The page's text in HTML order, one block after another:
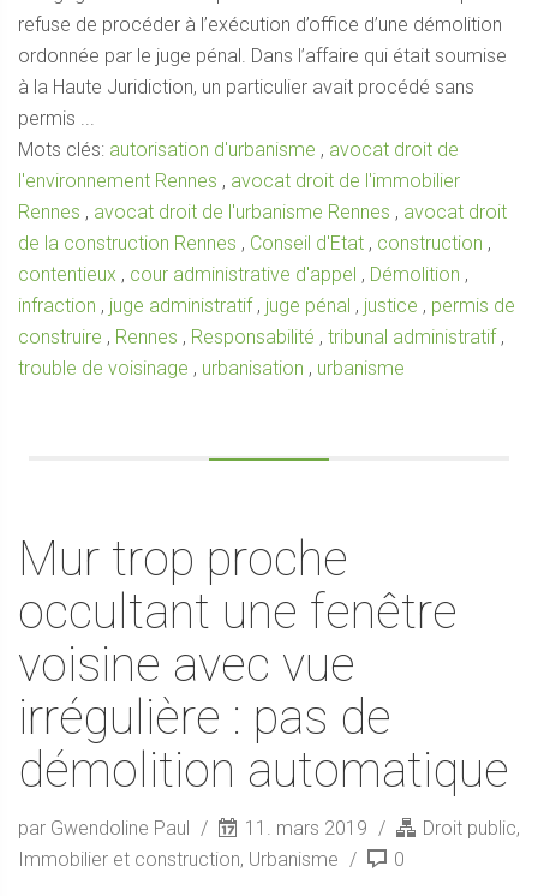
refuse de procéder à l’exécution d’office d’une démolition
ordonnée par le juge pénal. Dans l’affaire qui était soumise
à la Haute Juridiction, un particulier avait procédé sans
permis ...
Mots clés: autorisation d'urbanisme , avocat droit de
l'environnement Rennes , avocat droit de l'immobilier
Rennes , avocat droit de l'urbanisme Rennes , avocat droit
de la construction Rennes , Conseil d'Etat , construction ,
contentieux , cour administrative d'appel , Démolition ,
infraction , juge administratif , juge pénal , justice , permis de
construire , Rennes , Responsabilité , tribunal administratif ,
trouble de voisinage , urbanisation , urbanisme
Mur trop proche
occultant une fenêtre
voisine avec vue
irrégulière : pas de
démolition automatique
par Gwendoline Paul 11. mars 2019 Droit public,
Immobilier et construction, Urbanisme 0